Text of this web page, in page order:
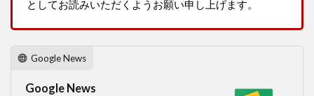
としてお読みいただくようお願い申し上げます。
Google News
Google News